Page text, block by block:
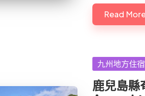
Read
Posted
in
九州地方住宿
鹿兒島